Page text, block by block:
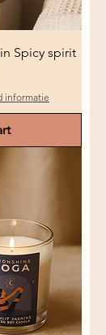
Spicy spirit
informatie